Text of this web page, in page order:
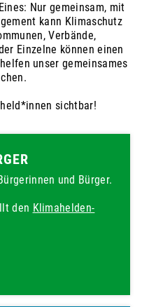
Nur gemeinsam, mit
kann Klimaschutz
Verbände,
Einzelne können einen
unser gemeinsames
sichtbar!
und Bürger.
den Klimahelden-